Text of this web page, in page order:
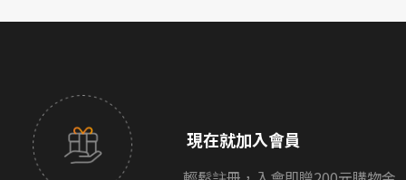
現在就加入會員